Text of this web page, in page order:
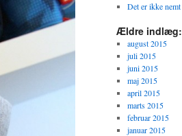
Det er ikke nemt
Ældre indlæg:
august 2015
juli 2015
juni 2015
maj 2015
april 2015
marts 2015
februar 2015
januar 2015